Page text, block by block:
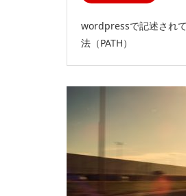
wordpressで記述され
法（PATH）